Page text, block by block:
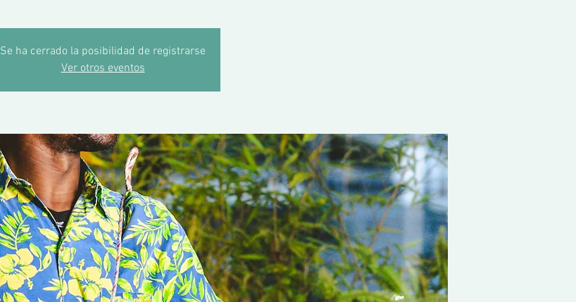
Se ha cerrado la posibilidad de registrarse
Ver otros eventos